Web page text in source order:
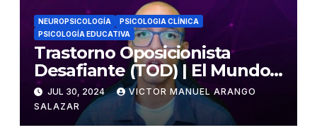
NEUROPSICOLOGÍA
PSICOLOGIA CLÍNICA
PSICOLOGÍA EDUCATIVA
Trastorno Oposicionista
Desafiante (TOD) | El Mundo
Psicológico
JUL 30, 2024
VICTOR MANUEL ARANGO
SALAZAR